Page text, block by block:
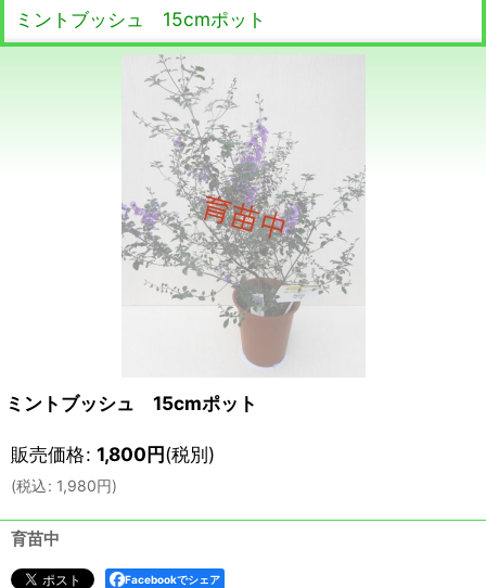
ミントブッシュ 15cmポット
ミントブッシュ 15cmポット
販売価格: 1,800円(税別)
(税込: 1,980円)
育苗中
Facebookでシェア